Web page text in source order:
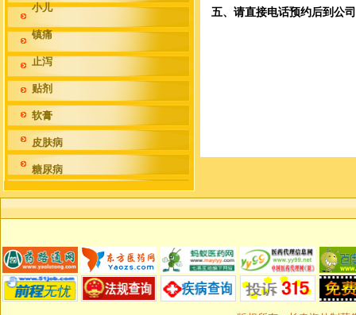
小儿
镇痛
止泻
贴剂
软膏
皮肤病
糖尿病
五、请直接电话预约后到公